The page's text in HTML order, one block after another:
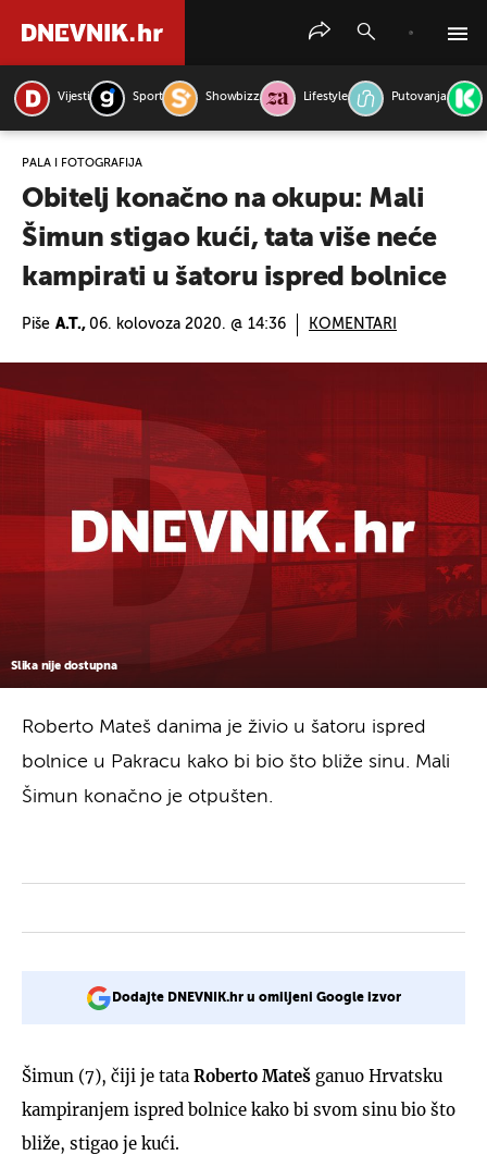
Vijesti Sport Showbizz Lifestyle Putovanja
PALA I FOTOGRAFIJA
Obitelj konačno na okupu: Mali
Šimun stigao kući, tata više neće
kampirati u šatoru ispred bolnice
Piše A.T., 06. kolovoza 2020. @ 14:36 KOMENTARI
Slika nije dostupna
Roberto Mateš danima je živio u šatoru ispred
bolnice u Pakracu kako bi bio što bliže sinu. Mali
Šimun konačno je otpušten.
Dodajte DNEVNIK.hr u omiljeni Google izvor
Šimun (7), čiji je tata Roberto Mateš ganuo Hrvatsku
kampiranjem ispred bolnice kako bi svom sinu bio što
bliže, stigao je kući.
PRETRAŽITE VIJESTI